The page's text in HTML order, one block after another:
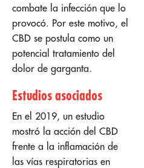
combate la infección que lo
provocó. Por este motivo, el
CBD se postula como un
potencial tratamiento del
dolor de garganta.
Estudios asociados
En el 2019, un estudio
mostró la acción del CBD
frente a la inflamación de
las vías respiratorias en